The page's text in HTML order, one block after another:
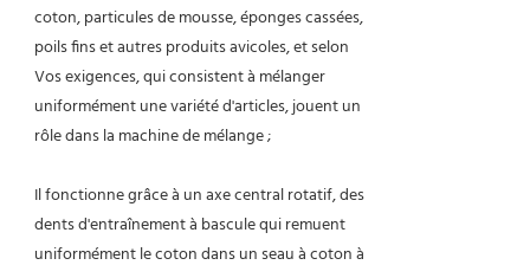
coton, particules de mousse, éponges cassées,
poils fins et autres produits avicoles, et selon
Vos exigences, qui consistent à mélanger
uniformément une variété d'articles, jouent un
rôle dans la machine de mélange ;
Il fonctionne grâce à un axe central rotatif, des
dents d'entraînement à bascule qui remuent
uniformément le coton dans un seau à coton à